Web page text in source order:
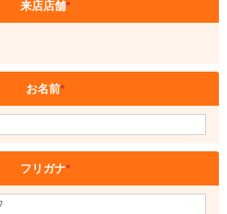
来店店舗*
お名前*
フリガナ*